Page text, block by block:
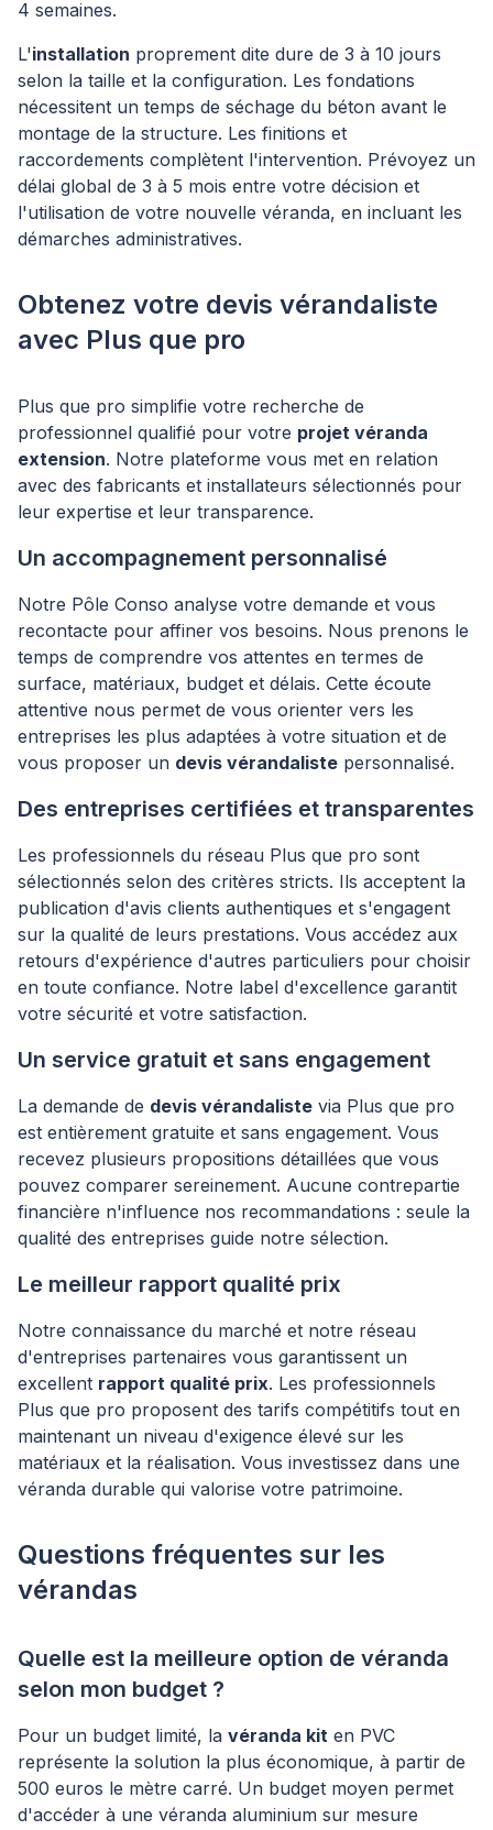
4 semaines.
L'installation proprement dite dure de 3 à 10 jours
selon la taille et la configuration. Les fondations
nécessitent un temps de séchage du béton avant le
montage de la structure. Les finitions et
raccordements complètent l'intervention. Prévoyez un
délai global de 3 à 5 mois entre votre décision et
l'utilisation de votre nouvelle véranda, en incluant les
démarches administratives.
Obtenez votre devis vérandaliste
avec Plus que pro
Plus que pro simplifie votre recherche de
professionnel qualifié pour votre projet véranda
extension. Notre plateforme vous met en relation
avec des fabricants et installateurs sélectionnés pour
leur expertise et leur transparence.
Un accompagnement personnalisé
Notre Pôle Conso analyse votre demande et vous
recontacte pour affiner vos besoins. Nous prenons le
temps de comprendre vos attentes en termes de
surface, matériaux, budget et délais. Cette écoute
attentive nous permet de vous orienter vers les
entreprises les plus adaptées à votre situation et de
vous proposer un devis vérandaliste personnalisé.
Des entreprises certifiées et transparentes
Les professionnels du réseau Plus que pro sont
sélectionnés selon des critères stricts. Ils acceptent la
publication d'avis clients authentiques et s'engagent
sur la qualité de leurs prestations. Vous accédez aux
retours d'expérience d'autres particuliers pour choisir
en toute confiance. Notre label d'excellence garantit
votre sécurité et votre satisfaction.
Un service gratuit et sans engagement
La demande de devis vérandaliste via Plus que pro
est entièrement gratuite et sans engagement. Vous
recevez plusieurs propositions détaillées que vous
pouvez comparer sereinement. Aucune contrepartie
financière n'influence nos recommandations : seule la
qualité des entreprises guide notre sélection.
Le meilleur rapport qualité prix
Notre connaissance du marché et notre réseau
d'entreprises partenaires vous garantissent un
excellent rapport qualité prix. Les professionnels
Plus que pro proposent des tarifs compétitifs tout en
maintenant un niveau d'exigence élevé sur les
matériaux et la réalisation. Vous investissez dans une
véranda durable qui valorise votre patrimoine.
Questions fréquentes sur les
vérandas
Quelle est la meilleure option de véranda
selon mon budget ?
Pour un budget limité, la véranda kit en PVC
représente la solution la plus économique, à partir de
500 euros le mètre carré. Un budget moyen permet
d'accéder à une véranda aluminium sur mesure